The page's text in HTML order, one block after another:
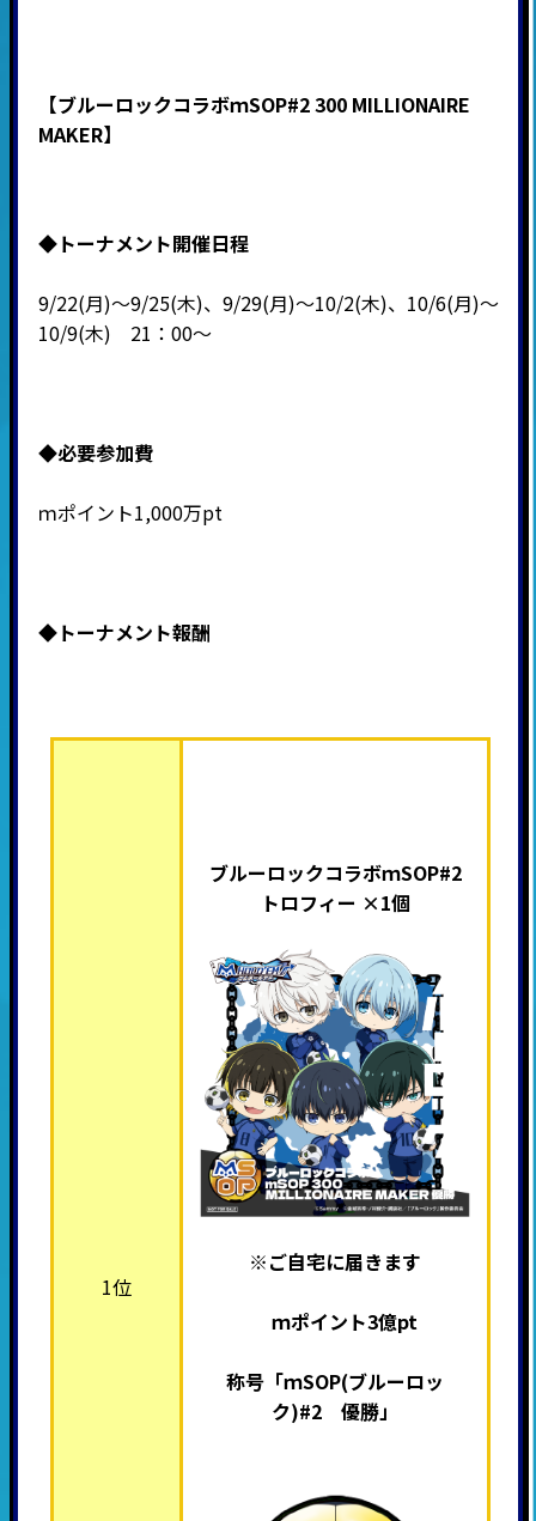
【ブルーロックコラボｍSOP#2 300 MILLIONAIRE
MAKER】
◆トーナメント開催日程
9/22(月)～9/25(木)、9/29(月)～10/2(木)、10/6(月)～
10/9(木) 21：00～
◆必要参加費
ｍポイント1,000万pt
◆トーナメント報酬
1位
ブルーロックコラボｍSOP#2
トロフィー ×1個
※ご自宅に届きます
ｍポイント3億pt
称号「ｍSOP(ブルーロッ
ク)#2 優勝」